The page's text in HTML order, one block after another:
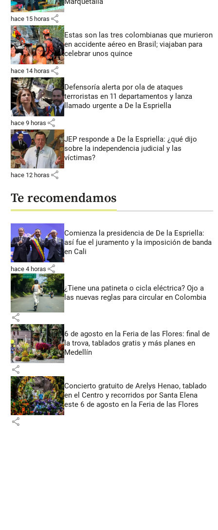
hace 15 horas share
Estas son las tres colombianas que murieron
en accidente aéreo en Brasil; viajaban para
celebrar unos quince
hace 14 horas share
Defensoría alerta por ola de ataques
terroristas en 11 departamentos y lanza
llamado urgente a De la Espriella
hace 9 horas share
JEP responde a De la Espriella: ¿qué dijo
sobre la independencia judicial y las
víctimas?
hace 12 horas share
Te recomendamos
Comienza la presidencia de De la Espriella:
así fue el juramento y la imposición de banda
en Cali
hace 4 horas share
¿Tiene una patineta o cicla eléctrica? Ojo a
las nuevas reglas para circular en Colombia
share
6 de agosto en la Feria de las Flores: final de
la trova, tablados gratis y más planes en
Medellín
share
Concierto gratuito de Arelys Henao, tablado
en el Centro y recorridos por Santa Elena
este 6 de agosto en la Feria de las Flores
share